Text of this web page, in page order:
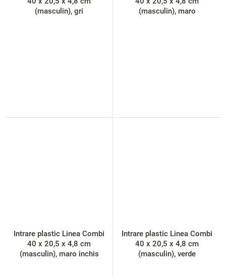
(masculin), gri
(masculin), maro
Intrare plastic Linea Combi
40 x 20,5 x 4,8 cm
(masculin), maro inchis
Intrare plastic Linea Combi
40 x 20,5 x 4,8 cm
(masculin), verde